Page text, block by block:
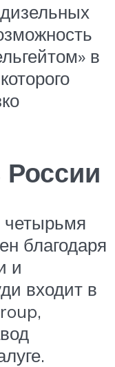
в
четырьмя
благодаря
и
входит в